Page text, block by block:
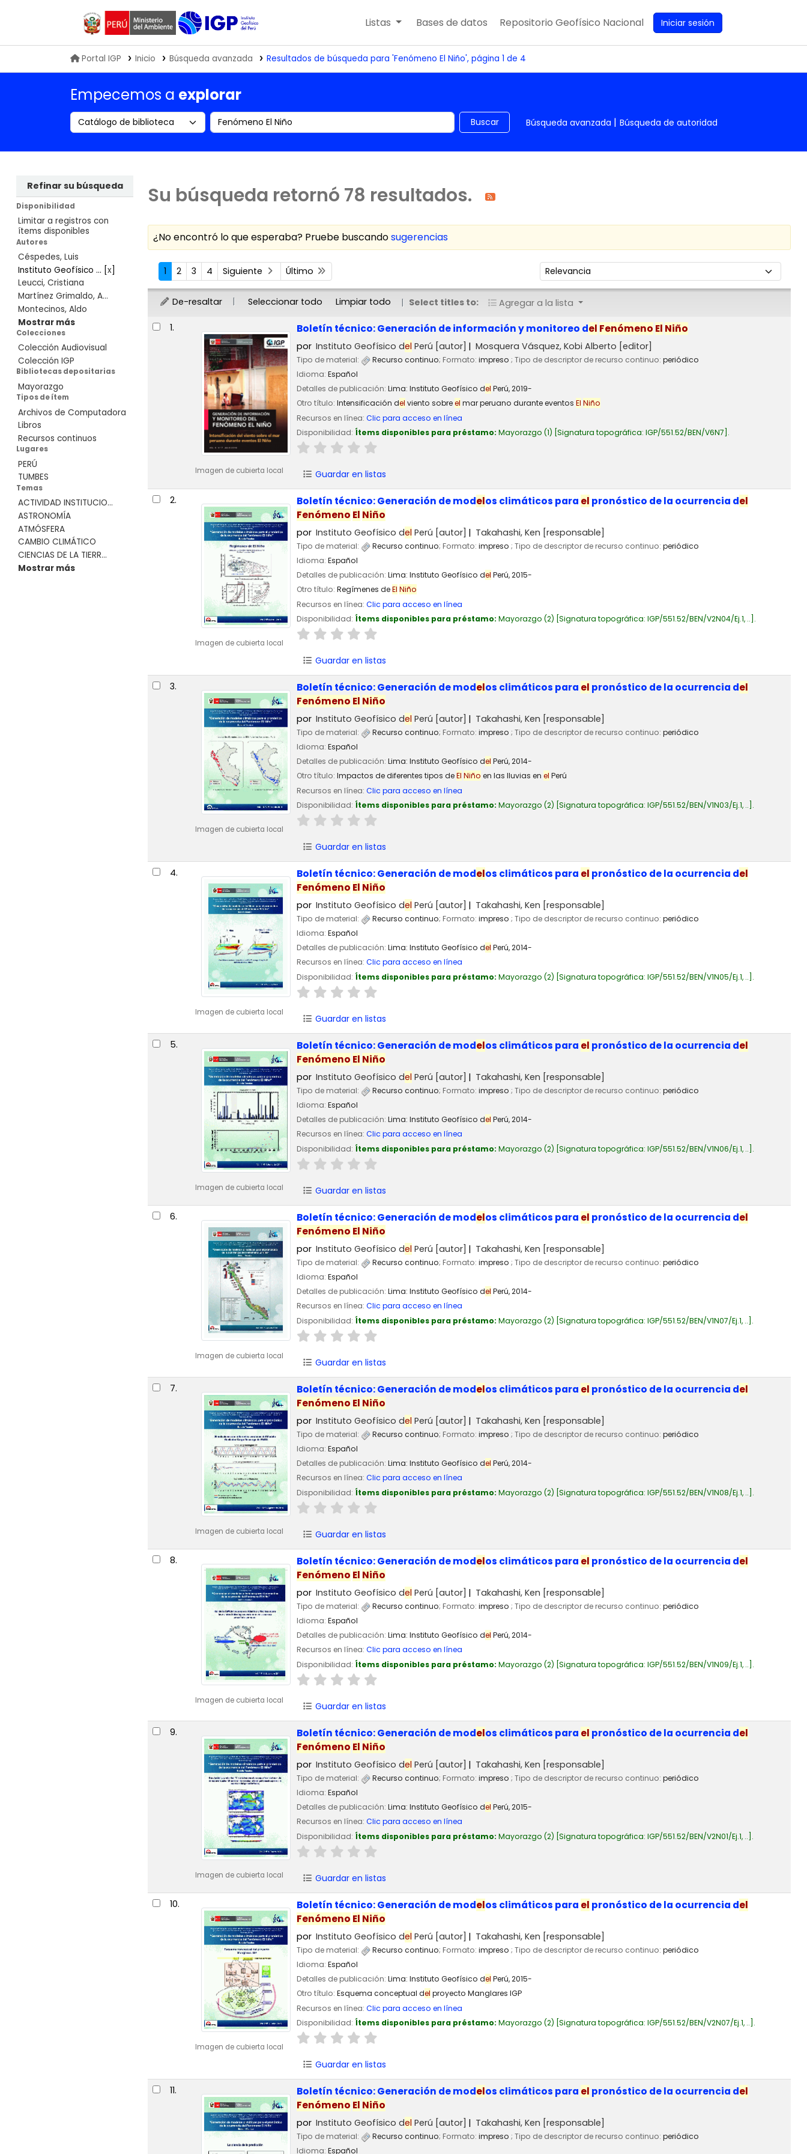
Biblioteca IGP
Listas Bases de datos Repositorio Geofísico Nacional Iniciar sesión
Portal IGP Inicio Búsqueda avanzada Resultados de búsqueda para 'Fenómeno El Niño', página 1 de 4
Empecemos a explorar
Search the catalog by: Buscar en el catálogo por palabra clave Buscar Búsqueda avanzada Búsqueda de autoridad
Refinar su búsqueda
Disponibilidad
Limitar a registros con
ítems disponibles
Autores
Céspedes, Luis
Instituto Geofísico ... [x]
Leucci, Cristiana
Martínez Grimaldo, A...
Montecinos, Aldo
Mostrar más
Colecciones
Colección Audiovisual
Colección IGP
Bibliotecas depositarias
Mayorazgo
Tipos de ítem
Archivos de Computadora
Libros
Recursos continuos
Lugares
PERÚ
TUMBES
Temas
ACTIVIDAD INSTITUCIO...
ASTRONOMÍA
ATMÓSFERA
CAMBIO CLIMÁTICO
CIENCIAS DE LA TIERR...
Mostrar más
Su búsqueda retornó 78 resultados.
¿No encontró lo que esperaba? Pruebe buscandosugerencias
Ordenar
1 2 3 4 Siguiente Último Ordenar por:
De-resaltar Seleccionar todo Limpiar todo Select titles to: Agregar a la lista
Resultados
1.
Imagen de cubierta local
Boletín técnico: Generación de información y monitoreo del Fenómeno El Niño
por Instituto Geofísico del Perú [autor] Mosquera Vásquez, Kobi Alberto [editor]
Tipo de material: Recurso continuo; Formato: impreso ; Tipo de descriptor de recurso continuo: periódico
Idioma: Español
Detalles de publicación: Lima: Instituto Geofísico del Perú,2019-
Otro título: Intensificación del viento sobreel mar peruano durante eventos El Niño
Recursos en línea: Clic para acceso en línea
Disponibilidad: Ítems disponibles para préstamo: Mayorazgo (1) Signatura topográfica: IGP/551.52/BEN/V6N7 .
Guardar en listas
2.
Imagen de cubierta local
Boletín técnico: Generación de modelos climáticos para el pronóstico de la ocurrencia del
Fenómeno El Niño
por Instituto Geofísico del Perú [autor] Takahashi, Ken [responsable]
Tipo de material: Recurso continuo; Formato: impreso ; Tipo de descriptor de recurso continuo: periódico
Idioma: Español
Detalles de publicación: Lima: Instituto Geofísico del Perú,2015-
Otro título: Regímenes deEl Niño
Recursos en línea: Clic para acceso en línea
Disponibilidad: Ítems disponibles para préstamo: Mayorazgo (2) Signatura topográfica: IGP/551.52/BEN/V2N04/Ej.1, .. .
Guardar en listas
3.
Imagen de cubierta local
Boletín técnico: Generación de modelos climáticos para el pronóstico de la ocurrencia del
Fenómeno El Niño
por Instituto Geofísico del Perú [autor] Takahashi, Ken [responsable]
Tipo de material: Recurso continuo; Formato: impreso ; Tipo de descriptor de recurso continuo: periódico
Idioma: Español
Detalles de publicación: Lima: Instituto Geofísico del Perú,2014-
Otro título: Impactos de diferentes tipos deEl Niño en las lluvias en el Perú
Recursos en línea: Clic para acceso en línea
Disponibilidad: Ítems disponibles para préstamo: Mayorazgo (2) Signatura topográfica: IGP/551.52/BEN/V1N03/Ej.1, .. .
Guardar en listas
4.
Imagen de cubierta local
Boletín técnico: Generación de modelos climáticos para el pronóstico de la ocurrencia del
Fenómeno El Niño
por Instituto Geofísico del Perú [autor] Takahashi, Ken [responsable]
Tipo de material: Recurso continuo; Formato: impreso ; Tipo de descriptor de recurso continuo: periódico
Idioma: Español
Detalles de publicación: Lima: Instituto Geofísico del Perú,2014-
Recursos en línea: Clic para acceso en línea
Disponibilidad: Ítems disponibles para préstamo: Mayorazgo (2) Signatura topográfica: IGP/551.52/BEN/V1N05/Ej.1, .. .
Guardar en listas
5.
Imagen de cubierta local
Boletín técnico: Generación de modelos climáticos para el pronóstico de la ocurrencia del
Fenómeno El Niño
por Instituto Geofísico del Perú [autor] Takahashi, Ken [responsable]
Tipo de material: Recurso continuo; Formato: impreso ; Tipo de descriptor de recurso continuo: periódico
Idioma: Español
Detalles de publicación: Lima: Instituto Geofísico del Perú,2014-
Recursos en línea: Clic para acceso en línea
Disponibilidad: Ítems disponibles para préstamo: Mayorazgo (2) Signatura topográfica: IGP/551.52/BEN/V1N06/Ej.1, .. .
Guardar en listas
6.
Imagen de cubierta local
Boletín técnico: Generación de modelos climáticos para el pronóstico de la ocurrencia del
Fenómeno El Niño
por Instituto Geofísico del Perú [autor] Takahashi, Ken [responsable]
Tipo de material: Recurso continuo; Formato: impreso ; Tipo de descriptor de recurso continuo: periódico
Idioma: Español
Detalles de publicación: Lima: Instituto Geofísico del Perú,2014-
Recursos en línea: Clic para acceso en línea
Disponibilidad: Ítems disponibles para préstamo: Mayorazgo (2) Signatura topográfica: IGP/551.52/BEN/V1N07/Ej.1, .. .
Guardar en listas
7.
Imagen de cubierta local
Boletín técnico: Generación de modelos climáticos para el pronóstico de la ocurrencia del
Fenómeno El Niño
por Instituto Geofísico del Perú [autor] Takahashi, Ken [responsable]
Tipo de material: Recurso continuo; Formato: impreso ; Tipo de descriptor de recurso continuo: periódico
Idioma: Español
Detalles de publicación: Lima: Instituto Geofísico del Perú,2014-
Recursos en línea: Clic para acceso en línea
Disponibilidad: Ítems disponibles para préstamo: Mayorazgo (2) Signatura topográfica: IGP/551.52/BEN/V1N08/Ej.1, .. .
Guardar en listas
8.
Imagen de cubierta local
Boletín técnico: Generación de modelos climáticos para el pronóstico de la ocurrencia del
Fenómeno El Niño
por Instituto Geofísico del Perú [autor] Takahashi, Ken [responsable]
Tipo de material: Recurso continuo; Formato: impreso ; Tipo de descriptor de recurso continuo: periódico
Idioma: Español
Detalles de publicación: Lima: Instituto Geofísico del Perú,2014-
Recursos en línea: Clic para acceso en línea
Disponibilidad: Ítems disponibles para préstamo: Mayorazgo (2) Signatura topográfica: IGP/551.52/BEN/V1N09/Ej.1, .. .
Guardar en listas
9.
Imagen de cubierta local
Boletín técnico: Generación de modelos climáticos para el pronóstico de la ocurrencia del
Fenómeno El Niño
por Instituto Geofísico del Perú [autor] Takahashi, Ken [responsable]
Tipo de material: Recurso continuo; Formato: impreso ; Tipo de descriptor de recurso continuo: periódico
Idioma: Español
Detalles de publicación: Lima: Instituto Geofísico del Perú,2015-
Recursos en línea: Clic para acceso en línea
Disponibilidad: Ítems disponibles para préstamo: Mayorazgo (2) Signatura topográfica: IGP/551.52/BEN/V2N01/Ej.1, .. .
Guardar en listas
10.
Imagen de cubierta local
Boletín técnico: Generación de modelos climáticos para el pronóstico de la ocurrencia del
Fenómeno El Niño
por Instituto Geofísico del Perú [autor] Takahashi, Ken [responsable]
Tipo de material: Recurso continuo; Formato: impreso ; Tipo de descriptor de recurso continuo: periódico
Idioma: Español
Detalles de publicación: Lima: Instituto Geofísico del Perú,2015-
Otro título: Esquema conceptual del proyecto Manglares IGP
Recursos en línea: Clic para acceso en línea
Disponibilidad: Ítems disponibles para préstamo: Mayorazgo (2) Signatura topográfica: IGP/551.52/BEN/V2N07/Ej.1, .. .
Guardar en listas
11. Boletín técnico: Generación de modelos climáticos para el pronóstico de la ocurrencia del
Fenómeno El Niño
por Instituto Geofísico del Perú [autor] Takahashi, Ken [responsable]
Tipo de material: Recurso continuo; Formato: impreso ; Tipo de descriptor de recurso continuo: periódico
Idioma: Español